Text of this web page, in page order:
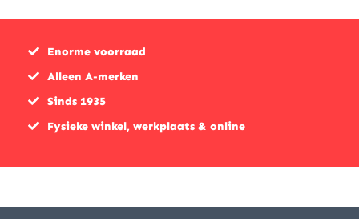
Enorme voorraad
Alleen A-merken
Sinds 1935
Fysieke winkel, werkplaats & online